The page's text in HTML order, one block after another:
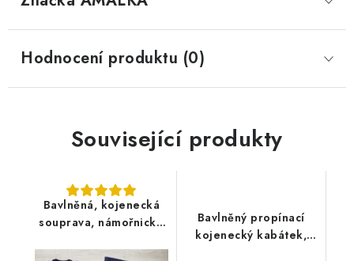
Hodnocení produktu (0)
Související produkty
Bavlněná, kojenecká
souprava, námořnické
Bavlněný propínací
kojenecký kabátek,